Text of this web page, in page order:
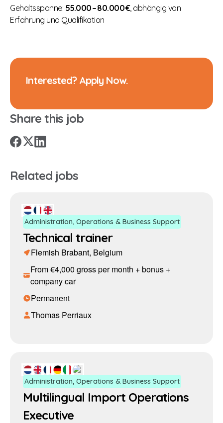
Gehaltsspanne: 55.000 – 80.000 €, abhängig von
Erfahrung und Qualifikation
Interested? Apply Now.
Share this job
Facebook
X LinkedIn
Related jobs
Administration, Operations & Business Support
Technical trainer
Flemish Brabant, Belgium
From €4,000 gross per month + bonus +
company car
Permanent
Thomas Perriaux
Administration, Operations & Business Support
Multilingual Import Operations
Executive